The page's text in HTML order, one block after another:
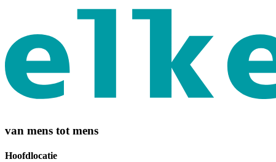
van mens tot mens
Hoofdlocatie